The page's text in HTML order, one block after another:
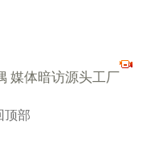
媒体暗访源头工厂
顶部